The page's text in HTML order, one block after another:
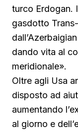
turco Erdogan.
gasdotto
dando vita al
meridionale».
Oltre agli Usa
disposto ad
aumentando
al giorno e